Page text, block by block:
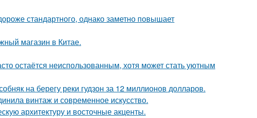
стандартного, однако заметно повышает
магазин в Китае.
остаётся неиспользованным, хотя может стать уютным
на берегу реки гудзон за 12 миллионов долларов.
винтаж и современное искусство.
архитектуру и восточные акценты.